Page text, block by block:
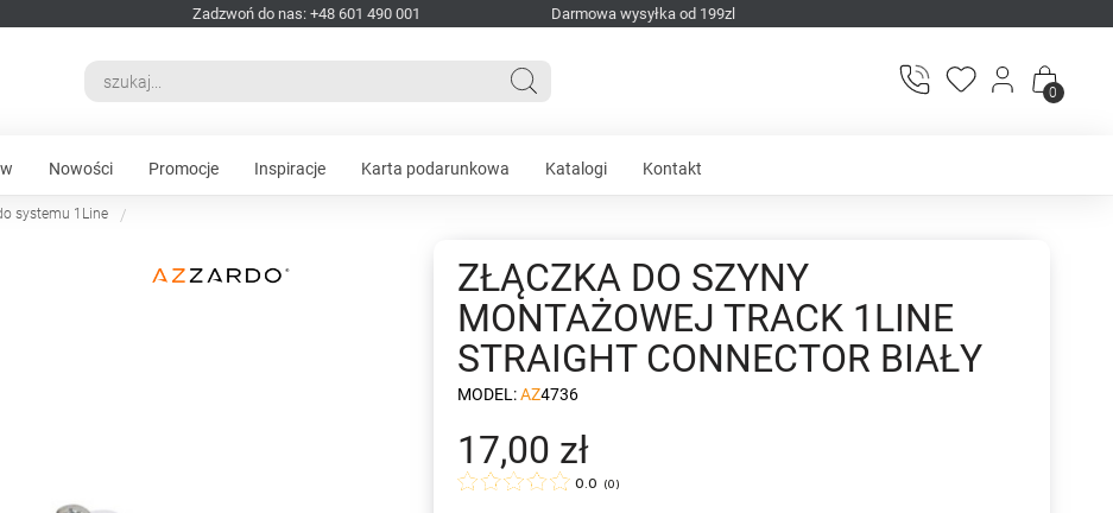
Zadzwoń do nas: +48 601 490 001 Darmowa wysyłka od 199zl
0
Nowości Promocje Inspiracje Karta podarunkowa Katalogi Kontakt
systemu 1Line
ZŁĄCZKA DO SZYNY
MONTAŻOWEJ TRACK 1LINE
STRAIGHT CONNECTOR BIAŁY
MODEL:AZ4736
17,00 zł
0.0 (0)